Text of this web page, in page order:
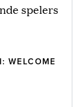
spelers
WELCOME